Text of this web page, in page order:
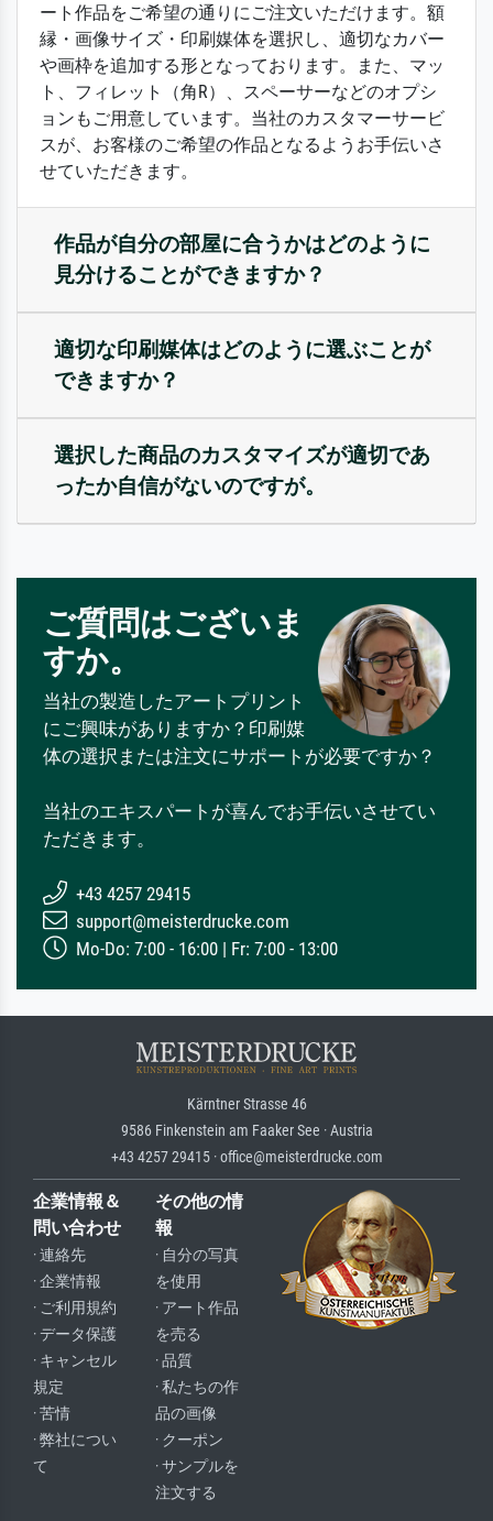
ート作品をご希望の通りにご注文いただけます。額
縁・画像サイズ・印刷媒体を選択し、適切なカバー
や画枠を追加する形となっております。また、マッ
ト、フィレット（角R）、スペーサーなどのオプシ
ョンもご用意しています。当社のカスタマーサービ
スが、お客様のご希望の作品となるようお手伝いさ
せていただきます。
作品が自分の部屋に合うかはどのように
見分けることができますか？
適切な印刷媒体はどのように選ぶことが
できますか？
選択した商品のカスタマイズが適切であ
ったか自信がないのですが。
ご質問はございま
すか。
当社の製造したアートプリント
にご興味がありますか？印刷媒
体の選択または注文にサポートが必要ですか？
当社のエキスパートが喜んでお手伝いさせてい
ただきます。
+43 4257 29415
support@meisterdrucke.com
Mo-Do: 7:00 - 16:00 | Fr: 7:00 - 13:00
Kärntner Strasse 46
9586 Finkenstein am Faaker See · Austria
+43 4257 29415 · office@meisterdrucke.com
企業情報＆
問い合わせ
· 連絡先
· 企業情報
· ご利用規約
· データ保護
· キャンセル
規定
· 苦情
· 弊社につい
て
その他の情
報
· 自分の写真
を使用
· アート作品
を売る
· 品質
· 私たちの作
品の画像
· クーポン
· サンプルを
注文する